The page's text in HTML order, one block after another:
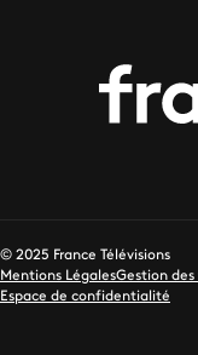
© 2025 France Télévisions
Mentions LégalesGestion
Espace de confidentialité